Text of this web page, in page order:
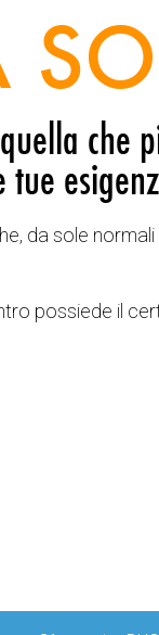
che
da sole
possiede il